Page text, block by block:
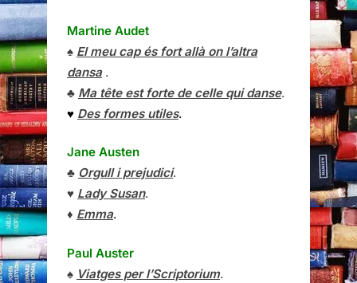
Martine Audet
♠ El meu cap és fort allà on l’altra
dansa.
♣ Ma tête est forte de celle qui danse.
♥ Des formes utiles.
Jane Austen
♣ Orgull i prejudici.
♥ Lady Susan.
♦ Emma.
Paul Auster
♠ Viatges per l’Scriptorium.